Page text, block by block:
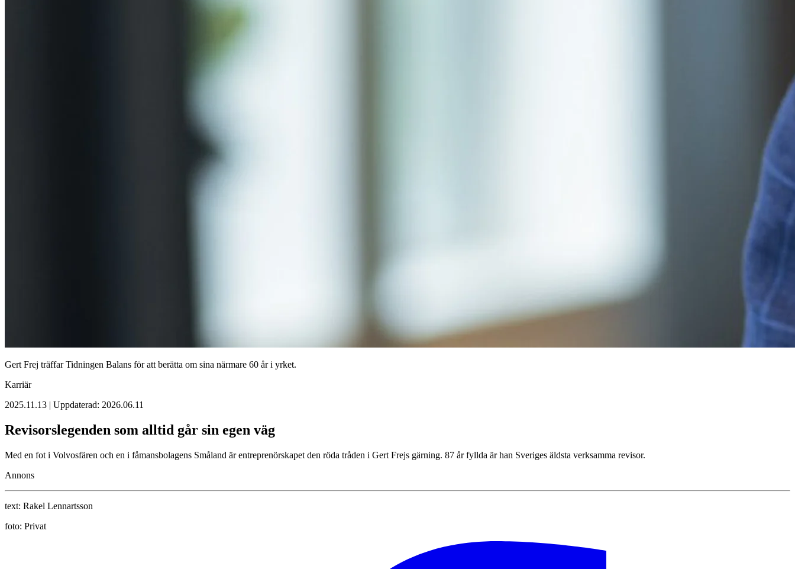
Gert Frej träffar Tidningen Balans för att berätta om sina närmare 60 år i yrket.
Karriär
2025.11.13 | Uppdaterad: 2026.06.11
Revisorslegenden som alltid går sin egen väg
Med en fot i Volvosfären och en i fåmansbolagens Småland är entreprenörskapet den röda tråden i Gert Frejs gärning. 87 år fyllda är han Sveriges äldsta verksamma revisor.
Annons
text: Rakel Lennartsson
foto: Privat